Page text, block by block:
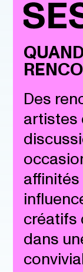
Des
artistes
créatifs
dans